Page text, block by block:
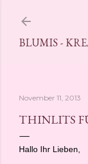
BLUMIS -
November 11, 2013
THINLITS
Hallo Ihr Lieben,